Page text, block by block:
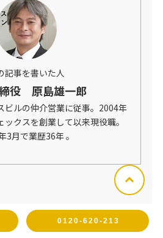
記事を書いた人
役 原島雄一郎
ビルの仲介営業に従事。2004年
クスを創業して以来現役職。
3月で業歴36年 。
0120-620-213